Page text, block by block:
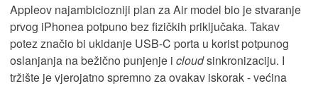
Appleov najambiciozniji plan za Air model bio je stvaranje
prvog iPhonea potpuno bez fizičkih priključaka. Takav
potez značio bi ukidanje USB-C porta u korist potpunog
oslanjanja na bežično punjenje i cloudsinkronizaciju. I
tržište je vjerojatno spremno za ovakav iskorak - većina